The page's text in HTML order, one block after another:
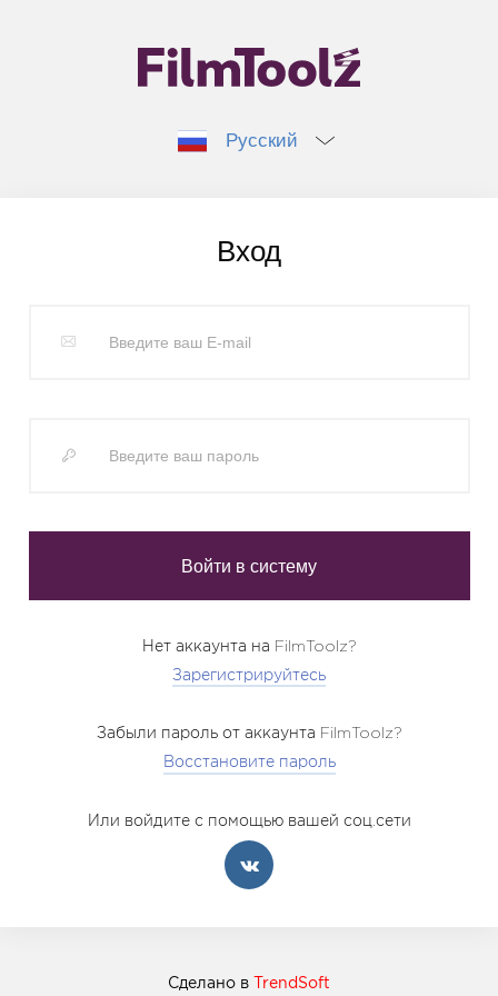
Русский
Вход
Нет аккаунта на FilmToolz?
Зарегистрируйтесь
Забыли пароль от аккаунта FilmToolz?
Восстановите пароль
Или войдите с помощью вашей соц.сети
Сделано в TrendSoft